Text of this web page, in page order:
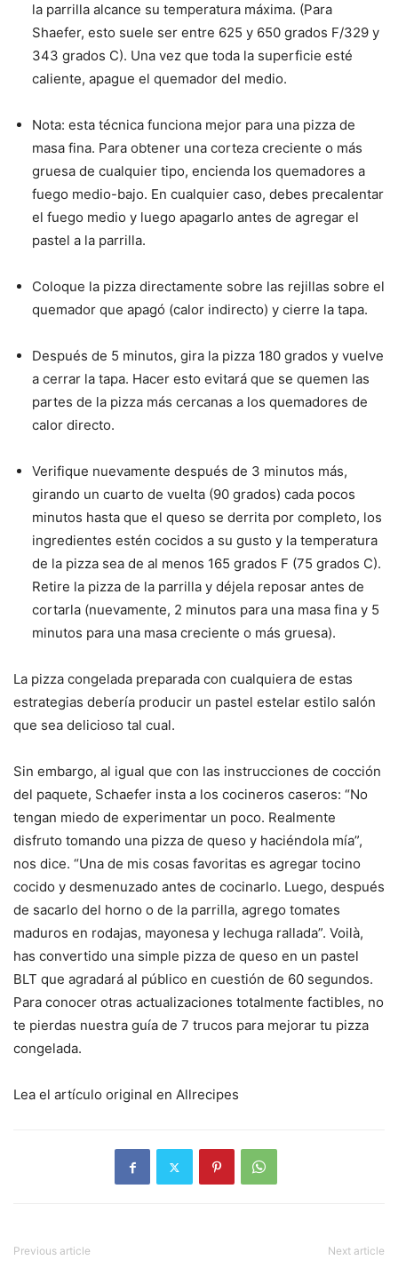
la parrilla alcance su temperatura máxima. (Para
Shaefer, esto suele ser entre 625 y 650 grados F/329 y
343 grados C). Una vez que toda la superficie esté
caliente, apague el quemador del medio.
Nota: esta técnica funciona mejor para una pizza de
masa fina. Para obtener una corteza creciente o más
gruesa de cualquier tipo, encienda los quemadores a
fuego medio-bajo. En cualquier caso, debes precalentar
el fuego medio y luego apagarlo antes de agregar el
pastel a la parrilla.
Coloque la pizza directamente sobre las rejillas sobre el
quemador que apagó (calor indirecto) y cierre la tapa.
Después de 5 minutos, gira la pizza 180 grados y vuelve
a cerrar la tapa. Hacer esto evitará que se quemen las
partes de la pizza más cercanas a los quemadores de
calor directo.
Verifique nuevamente después de 3 minutos más,
girando un cuarto de vuelta (90 grados) cada pocos
minutos hasta que el queso se derrita por completo, los
ingredientes estén cocidos a su gusto y la temperatura
de la pizza sea de al menos 165 grados F (75 grados C).
Retire la pizza de la parrilla y déjela reposar antes de
cortarla (nuevamente, 2 minutos para una masa fina y 5
minutos para una masa creciente o más gruesa).
La pizza congelada preparada con cualquiera de estas
estrategias debería producir un pastel estelar estilo salón
que sea delicioso tal cual.
Sin embargo, al igual que con las instrucciones de cocción
del paquete, Schaefer insta a los cocineros caseros: “No
tengan miedo de experimentar un poco. Realmente
disfruto tomando una pizza de queso y haciéndola mía”,
nos dice. “Una de mis cosas favoritas es agregar tocino
cocido y desmenuzado antes de cocinarlo. Luego, después
de sacarlo del horno o de la parrilla, agrego tomates
maduros en rodajas, mayonesa y lechuga rallada”. Voilà,
has convertido una simple pizza de queso en un pastel
BLT que agradará al público en cuestión de 60 segundos.
Para conocer otras actualizaciones totalmente factibles, no
te pierdas nuestra guía de 7 trucos para mejorar tu pizza
congelada.
Lea el artículo original en Allrecipes
Previous article Next article